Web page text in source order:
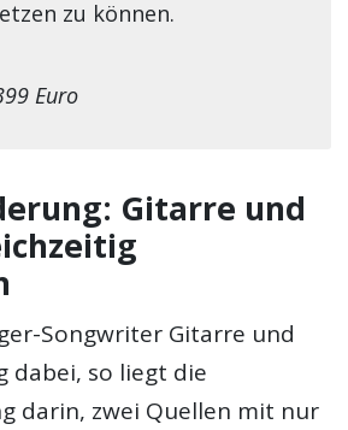
zu können.
Euro
Gitarre und
Songwriter Gitarre und
dabei, so liegt die
darin, zwei Quellen mit nur